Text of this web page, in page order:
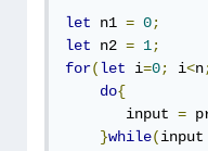
let n1 = 0;
let n2 = 1;
for(let i=0; i<n
do{
       input
=
}while(input